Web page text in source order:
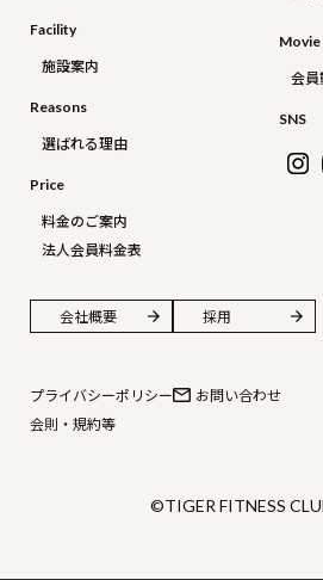
Facility
施設案内
Reasons
選ばれる理由
Price
料金のご案内
法人会員料金表
Movie
会員
SNS
会社概要 採用
プライバシーポリシー
お問い合わせ
会則・規約等
©TIGER FITNESS